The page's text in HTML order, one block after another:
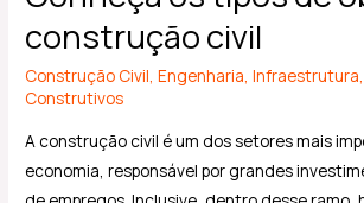
construção civil
Construção Civil,Engenharia,Infraestrutura
Construtivos
A construção civil é um dos setores mais
economia, responsável por grandes